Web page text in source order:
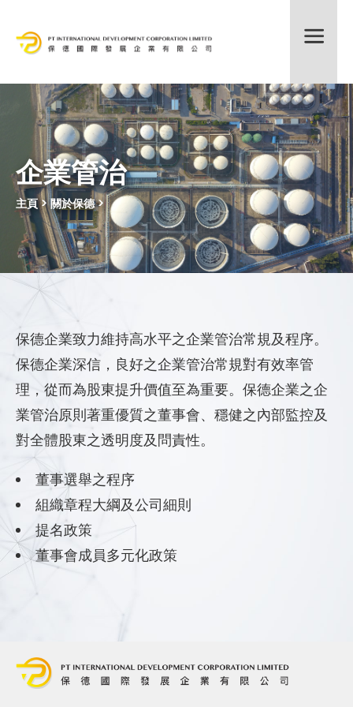
股票編號:372
企業管治
主頁> 關於保德 >
保德企業致力維持高水平之企業管治常規及程序。
保德企業深信，良好之企業管治常規對有效率管
理，從而為股東提升價值至為重要。保德企業之企
業管治原則著重優質之董事會、穩健之內部監控及
對全體股東之透明度及問責性。
董事選舉之程序
組織章程大綱及公司細則
提名政策
董事會成員多元化政策